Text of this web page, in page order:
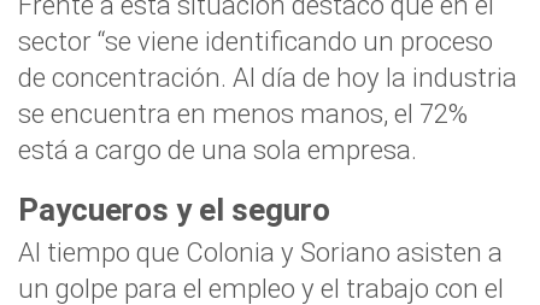
sector “se viene identificando un proceso
de concentración. Al día de hoy la industria
se encuentra en menos manos, el 72%
está a cargo de una sola empresa.
Paycueros y el seguro
Al tiempo que Colonia y Soriano asisten a
un golpe para el empleo y el trabajo con el